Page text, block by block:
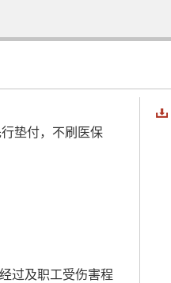
垫付，不刷医保
过及职工受伤害程